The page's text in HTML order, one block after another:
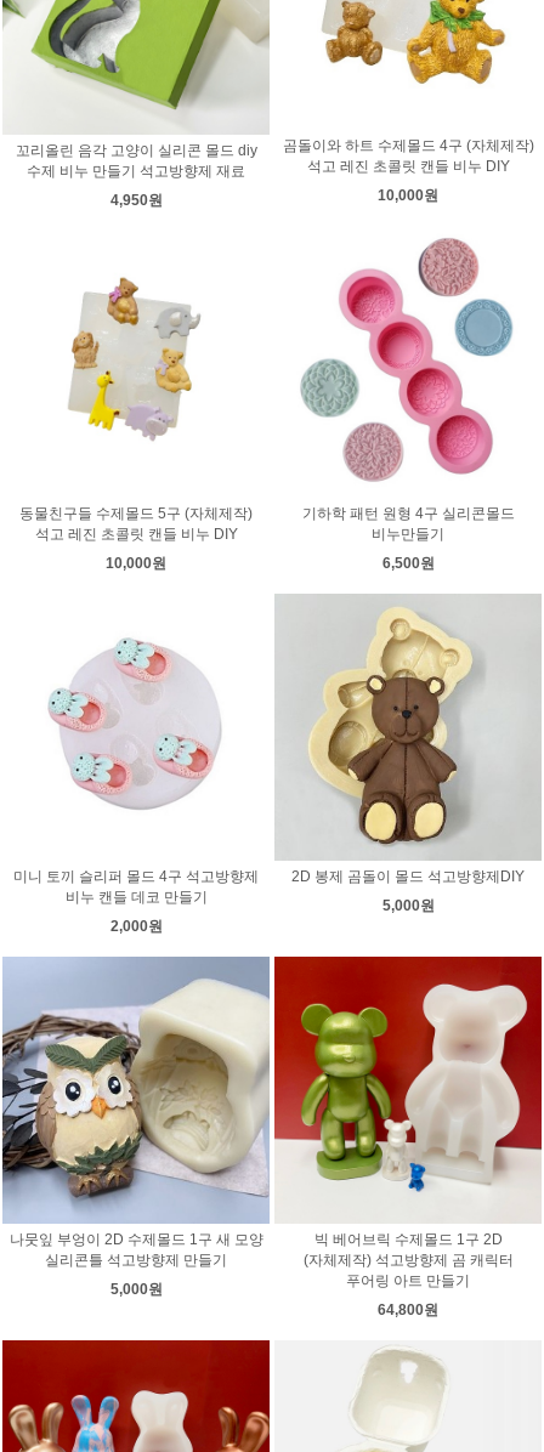
꼬리올린 음각 고양이 실리콘 몰드 diy
수제 비누 만들기 석고방향제 재료
4,950원
곰돌이와 하트 수제몰드 4구 (자체제작)
석고 레진 초콜릿 캔들 비누 DIY
10,000원
동물친구들 수제몰드 5구 (자체제작)
석고 레진 초콜릿 캔들 비누 DIY
10,000원
기하학 패턴 원형 4구 실리콘몰드
비누만들기
6,500원
미니 토끼 슬리퍼 몰드 4구 석고방향제
비누 캔들 데코 만들기
2,000원
2D 봉제 곰돌이 몰드 석고방향제DIY
5,000원
나뭇잎 부엉이 2D 수제몰드 1구 새 모양
실리콘틀 석고방향제 만들기
5,000원
빅 베어브릭 수제몰드 1구 2D
(자체제작) 석고방향제 곰 캐릭터
푸어링 아트 만들기
64,800원